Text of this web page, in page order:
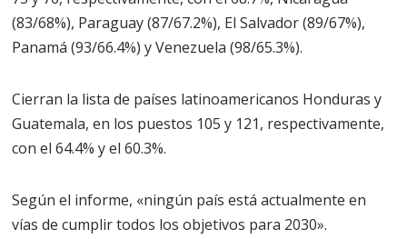
(83/68%), Paraguay (87/67.2%), El Salvador (89/67%),
Panamá (93/66.4%) y Venezuela (98/65.3%).
Cierran la lista de países latinoamericanos Honduras y
Guatemala, en los puestos 105 y 121, respectivamente,
con el 64.4% y el 60.3%.
Según el informe, «ningún país está actualmente en
vías de cumplir todos los objetivos para 2030».